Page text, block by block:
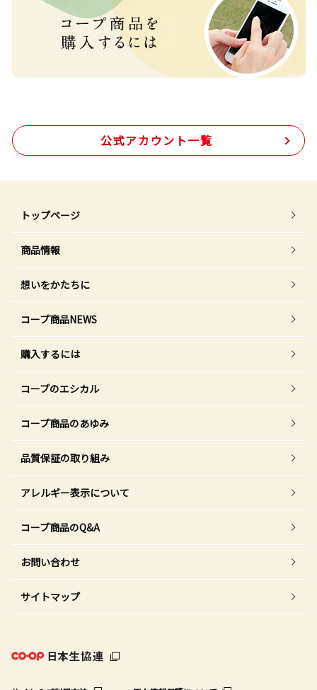
公式アカウント一覧
トップページ
商品情報
想いをかたちに
コープ商品NEWS
購入するには
コープのエシカル
コープ商品のあゆみ
品質保証の取り組み
アレルギー表示について
コープ商品のQ&A
お問い合わせ
サイトマップ